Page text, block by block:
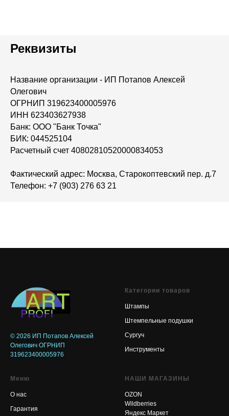
Реквизиты
Название организации - ИП Потапов Алексей
Олегович
ОГРНИП 319623400005976
ИНН 623403627938
Банк: ООО "Банк Точка"
БИК: 044525104
Расчетный счет 40802810520000834053
Фактический адрес: Москва, Старокоптевский пер. д.7
Телефон: +7 (903) 276 63 21
© 2026 ИП Потапов Алексей
Олегович ОГРНИП
319623400005976
Категории товаров
Штампы
Штемпельные подушки
Сургуч
Инструменты
Меню
О нас
Гарантия
НАШИ МАГАЗИНЫ
OZON
Wildberries
Яндекс Маркет